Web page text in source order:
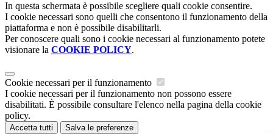
In questa schermata è possibile scegliere quali cookie consentire.
I cookie necessari sono quelli che consentono il funzionamento della
piattaforma e non è possibile disabilitarli.
Per conoscere quali sono i cookie necessari al funzionamento potete
visionare la COOKIE POLICY.
Cookie necessari per il funzionamento
I cookie necessari per il funzionamento non possono essere
disabilitati. È possibile consultare l'elenco nella pagina della cookie
policy.
Accetta tutti Salva le preferenze